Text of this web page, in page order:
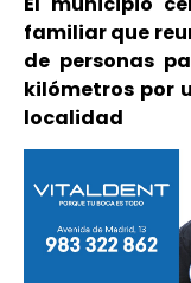
familiar que
de personas
kilómetros por
localidad